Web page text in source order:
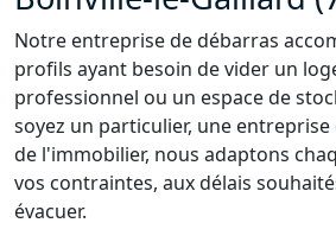
Notre entreprise de débarras
profils ayant besoin de vider un
professionnel ou un espace de
soyez un particulier, une
de l'immobilier, nous adaptons
vos contraintes, aux délais
évacuer.